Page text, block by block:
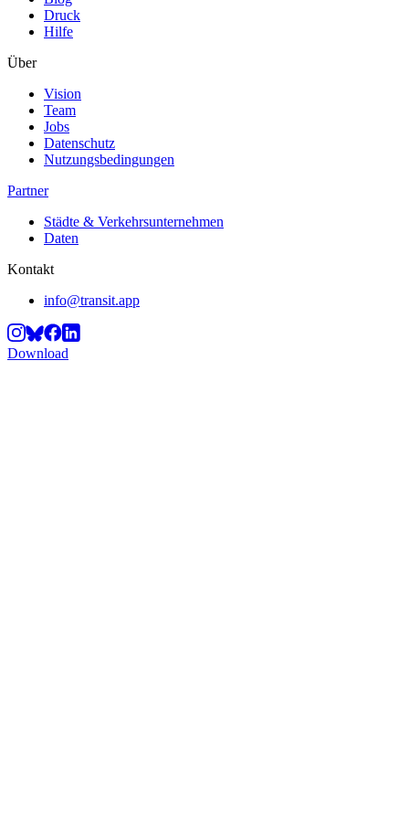
Druck
Hilfe
Über
Vision
Team
Jobs
Datenschutz
Nutzungsbedingungen
Partner
Städte & Verkehrsunternehmen
Daten
Kontakt
info@transit.app
Download